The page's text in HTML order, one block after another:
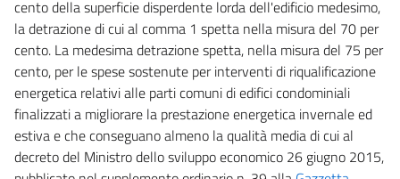
Stati di previsione
Tabelle
cento della superficie disperdente lorda dell'edificio medesimo,
la detrazione di cui al comma 1 spetta nella misura del 70 per
cento. La medesima detrazione spetta, nella misura del 75 per
cento, per le spese sostenute per interventi di riqualificazione
energetica relativi alle parti comuni di edifici condominiali
finalizzati a migliorare la prestazione energetica invernale ed
estiva e che conseguano almeno la qualità media di cui al
decreto del Ministro dello sviluppo economico 26 giugno 2015,